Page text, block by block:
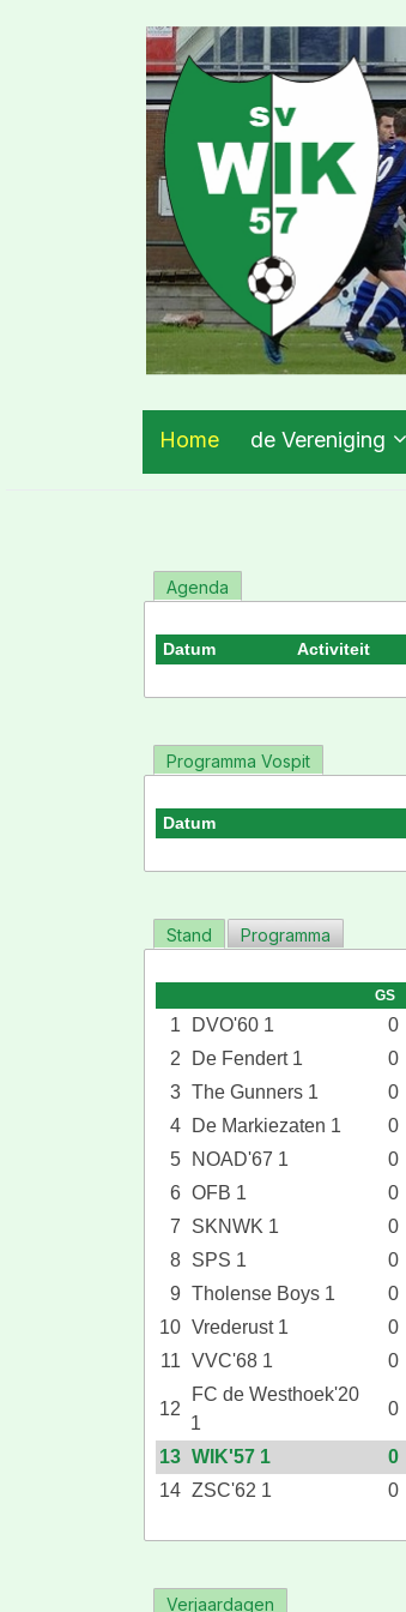
Home de Vereniging
Agenda
Datum Activiteit
Programma Vospit
Datum
Stand Programma
GS
1 DVO'60 1 0
2
De Fendert 1 0
3 The Gunners 1 0
4
De Markiezaten 1 0
5
NOAD'67 1 0
6 OFB 1 0
7
SKNWK 1 0
8 SPS 1 0
9 Tholense Boys 1 0
10 Vrederust 1 0
11 VVC'68 1 0
12
FC de Westhoek'20
1
0
13 WIK'57 1 0
14 ZSC'62 1 0
Verjaardagen